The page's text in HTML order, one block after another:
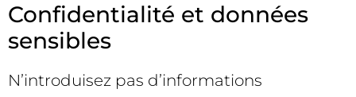
Confidentialité et données
sensibles
N’introduisez pas d’informations